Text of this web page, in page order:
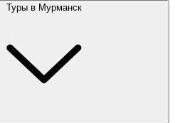
Туры в Мурманск